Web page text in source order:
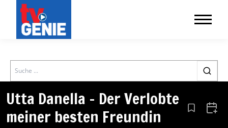
Search
Utta Danella – Der Verlobte
meiner besten Freundin
Aus den